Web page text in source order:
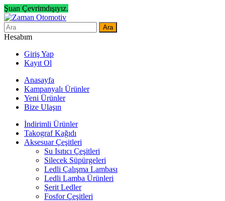
Şuan Çevrimdışıyız.
Ara
Hesabım
Giriş Yap
Kayıt Ol
Anasayfa
Kampanyalı Ürünler
Yeni Ürünler
Bize Ulaşın
İndirimli Ürünler
Takograf Kağıdı
Aksesuar Çeşitleri
Su Isıtıcı Çeşitleri
Silecek Süpürgeleri
Ledli Çalışma Lambası
Ledli Lamba Ürünleri
Şerit Ledler
Fosfor Çeşitleri